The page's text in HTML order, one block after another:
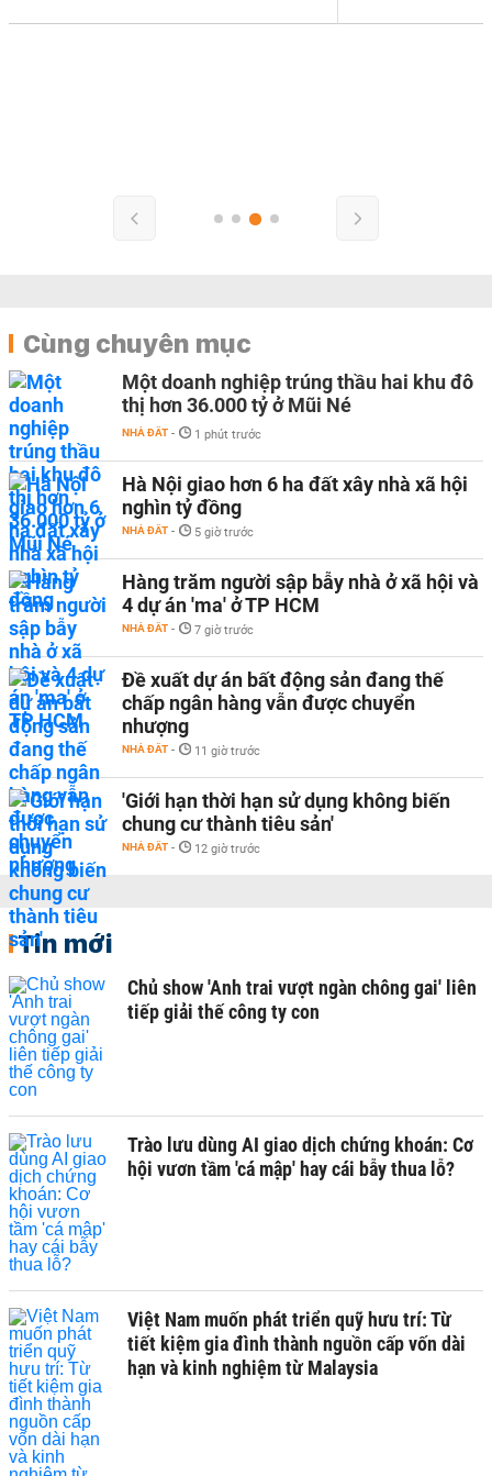
Cùng chuyên mục
Một doanh nghiệp trúng thầu hai khu đô
thị hơn 36.000 tỷ ở Mũi Né
NHÀ ĐẤT - 1 phút trước
Hà Nội giao hơn 6 ha đất xây nhà xã hội
nghìn tỷ đồng
NHÀ ĐẤT - 5 giờ trước
Hàng trăm người sập bẫy nhà ở xã hội và
4 dự án 'ma' ở TP HCM
NHÀ ĐẤT - 7 giờ trước
Đề xuất dự án bất động sản đang thế
chấp ngân hàng vẫn được chuyển
nhượng
NHÀ ĐẤT - 11 giờ trước
'Giới hạn thời hạn sử dụng không biến
chung cư thành tiêu sản'
NHÀ ĐẤT - 12 giờ trước
Tin mới
Chủ show 'Anh trai vượt ngàn chông gai' liên
tiếp giải thế công ty con
Trào lưu dùng AI giao dịch chứng khoán: Cơ
hội vươn tầm 'cá mập' hay cái bẫy thua lỗ?
Việt Nam muốn phát triển quỹ hưu trí: Từ
tiết kiệm gia đình thành nguồn cấp vốn dài
hạn và kinh nghiệm từ Malaysia